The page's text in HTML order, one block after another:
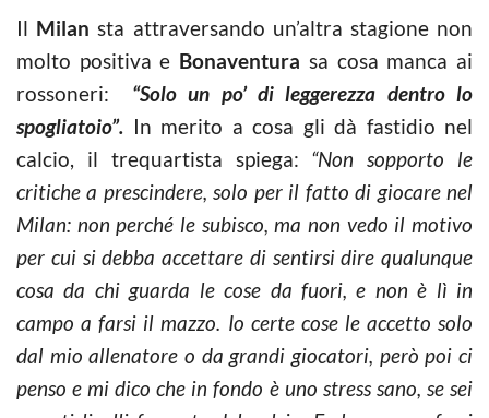
Il Milan sta attraversando un’altra stagione non
molto positiva e Bonaventura sa cosa manca ai
rossoneri: “Solo un po’ di leggerezza dentro lo
spogliatoio”. In merito a cosa gli dà fastidio nel
calcio, il trequartista spiega: “Non sopporto le
critiche a prescindere, solo per il fatto di giocare nel
Milan: non perché le subisco, ma non vedo il motivo
per cui si debba accettare di sentirsi dire qualunque
cosa da chi guarda le cose da fuori, e non è lì in
campo a farsi il mazzo. Io certe cose le accetto solo
dal mio allenatore o da grandi giocatori, però poi ci
penso e mi dico che in fondo è uno stress sano, se sei